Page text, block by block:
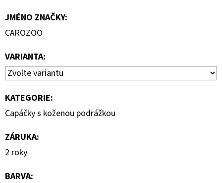
JMÉNO ZNAČKY:
CAROZOO
VARIANTA:
KATEGORIE:
Capáčky s koženou podrážkou
ZÁRUKA:
2 roky
BARVA: